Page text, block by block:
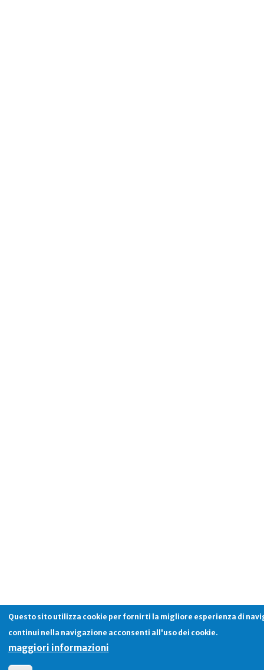
Questo sito utilizza cookie per fornirti la migliore esperienza di
continui nella navigazione acconsenti all'uso dei cookie.
maggiori informazioni